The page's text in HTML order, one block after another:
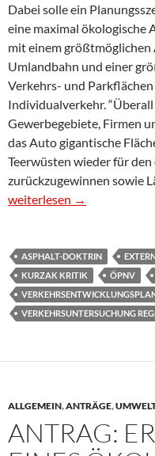
Dabei solle ein
eine maximal ökologische
mit einem größtmöglichen
Umlandbahn und einer
Verkehrs- und
Individualverkehr.
Gewerbegebiete, Firmen
das Auto gigantische
Teerwüsten wieder für
zurückzugewinnen sowie
Presseerklärung: „Wir
weiterlesen →
ASPHALT-DOKTRIN
KURZAK KRITIK
ÖPNV
VERKEHRSUNTERSUCHUNG
ALLGEMEIN,ANTRÄGE,UMWELT
ANTRAG: